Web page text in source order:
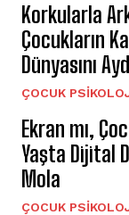
Korkularla
Çocukların
Dünyasını
ÇOCUK
Ekran mı,
Yaşta Dijital
Mola
ÇOCUK